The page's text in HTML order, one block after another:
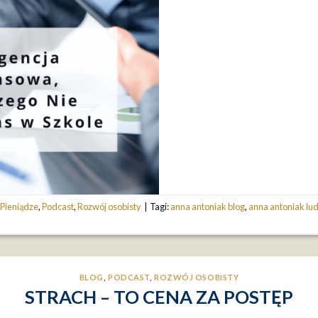
Pieniądze,Podcast,Rozwój osobisty Tagi:anna antoniak blog,anna antoniak
BLOG PODCAST ROZWÓJ OSOBISTY
STRACH – TO CENA ZA POSTĘP